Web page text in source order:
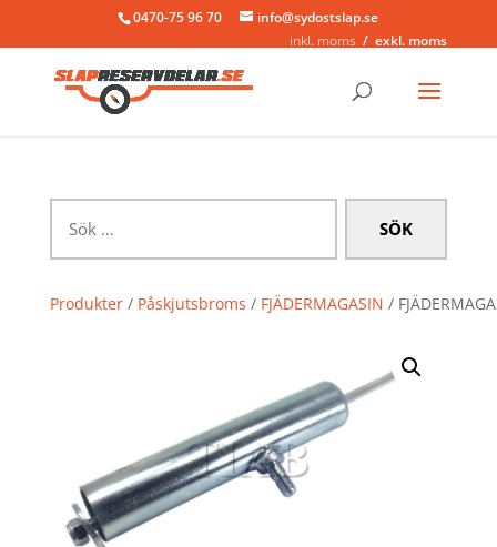
0470-75 96 70
info@sydostslap.se
inkl. moms
exkl. moms
efter:
Produkter/ Påskjutsbroms / FJÄDERMAGASIN /